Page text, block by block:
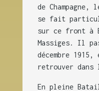
de
se fait
sur ce front à
Massiges. Il
décembre
retrouver dans
En pleine